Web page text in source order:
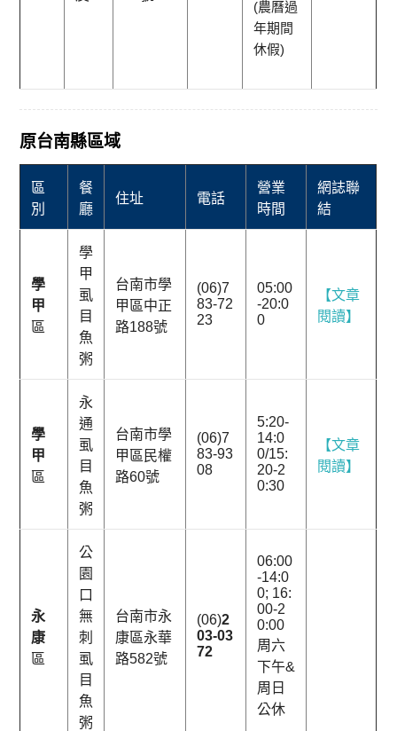
(農曆過
年期間
休假)
原台南縣區域
區
別
餐
廳
住址 電話
營業
時間
網誌聯
結
學
甲
區
學
甲
虱
目
魚
粥
台南市學
甲區中正
路188號
(06)7
83-72
23
05:00
-20:0
0
【文章
閱讀】
學
甲
區
永
通
虱
目
魚
粥
台南市學
甲區民權
路60號
(06)7
83-93
08
5:20-
14:0
0/15:
20-2
0:30
【文章
閱讀】
永
康
區
公
園
口
無
刺
虱
目
魚
粥
台南市永
康區永華
路582號
(06)2
03-03
72
06:00
-14:0
0; 16:
00-2
0:00
周六
下午&
周日
公休